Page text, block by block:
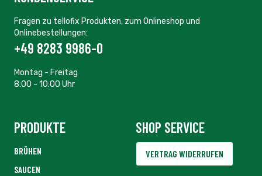
Fragen zu tellofix Produkten, zum Onlineshop und
Onlinebestellungen:
+49 8283 9986-0
Montag - Freitag
8:00 - 10:00 Uhr
PRODUKTE
BRÜHEN
SAUCEN
SHOP SERVICE
VERTRAG WIDERRUFEN